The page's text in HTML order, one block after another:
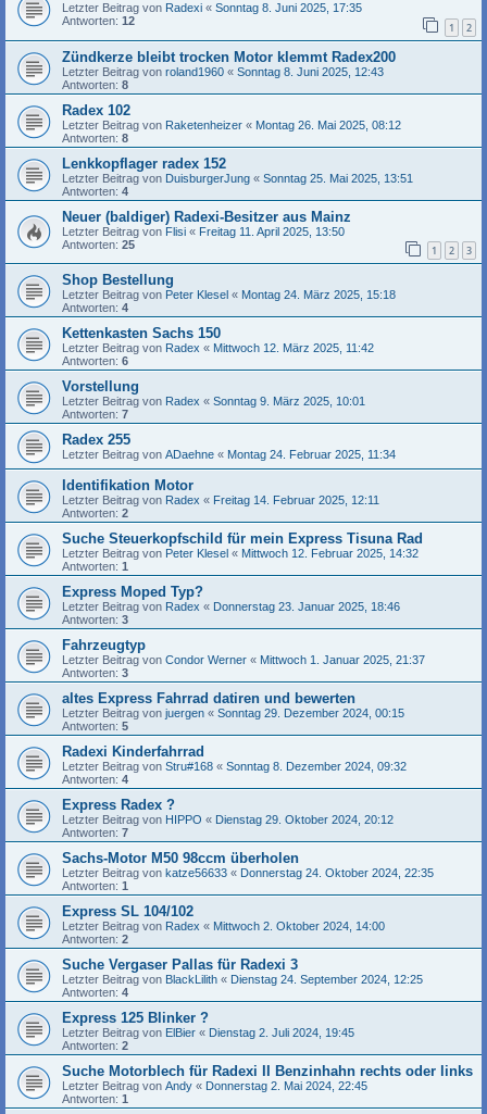
Letzter Beitrag von Radexi « Sonntag 8. Juni 2025, 17:35
Antworten: 12 1 2
Zündkerze bleibt trocken Motor klemmt Radex200
Letzter Beitrag von roland1960 « Sonntag 8. Juni 2025, 12:43
Antworten: 8
Radex 102
Letzter Beitrag von Raketenheizer « Montag 26. Mai 2025, 08:12
Antworten: 8
Lenkkopflager radex 152
Letzter Beitrag von DuisburgerJung « Sonntag 25. Mai 2025, 13:51
Antworten: 4
Neuer (baldiger) Radexi-Besitzer aus Mainz
Letzter Beitrag von Flisi « Freitag 11. April 2025, 13:50
Antworten: 25 1 2 3
Shop Bestellung
Letzter Beitrag von Peter Klesel « Montag 24. März 2025, 15:18
Antworten: 4
Kettenkasten Sachs 150
Letzter Beitrag von Radex « Mittwoch 12. März 2025, 11:42
Antworten: 6
Vorstellung
Letzter Beitrag von Radex « Sonntag 9. März 2025, 10:01
Antworten: 7
Radex 255
Letzter Beitrag von ADaehne « Montag 24. Februar 2025, 11:34
Identifikation Motor
Letzter Beitrag von Radex « Freitag 14. Februar 2025, 12:11
Antworten: 2
Suche Steuerkopfschild für mein Express Tisuna Rad
Letzter Beitrag von Peter Klesel « Mittwoch 12. Februar 2025, 14:32
Antworten: 1
Express Moped Typ?
Letzter Beitrag von Radex « Donnerstag 23. Januar 2025, 18:46
Antworten: 3
Fahrzeugtyp
Letzter Beitrag von Condor Werner « Mittwoch 1. Januar 2025, 21:37
Antworten: 3
altes Express Fahrrad datiren und bewerten
Letzter Beitrag von juergen « Sonntag 29. Dezember 2024, 00:15
Antworten: 5
Radexi Kinderfahrrad
Letzter Beitrag von Stru#168 « Sonntag 8. Dezember 2024, 09:32
Antworten: 4
Express Radex ?
Letzter Beitrag von HIPPO « Dienstag 29. Oktober 2024, 20:12
Antworten: 7
Sachs-Motor M50 98ccm überholen
Letzter Beitrag von katze56633 « Donnerstag 24. Oktober 2024, 22:35
Antworten: 1
Express SL 104/102
Letzter Beitrag von Radex « Mittwoch 2. Oktober 2024, 14:00
Antworten: 2
Suche Vergaser Pallas für Radexi 3
Letzter Beitrag von BlackLilith « Dienstag 24. September 2024, 12:25
Antworten: 4
Express 125 Blinker ?
Letzter Beitrag von ElBier « Dienstag 2. Juli 2024, 19:45
Antworten: 2
Suche Motorblech für Radexi II Benzinhahn rechts oder links
Letzter Beitrag von Andy « Donnerstag 2. Mai 2024, 22:45
Antworten: 1